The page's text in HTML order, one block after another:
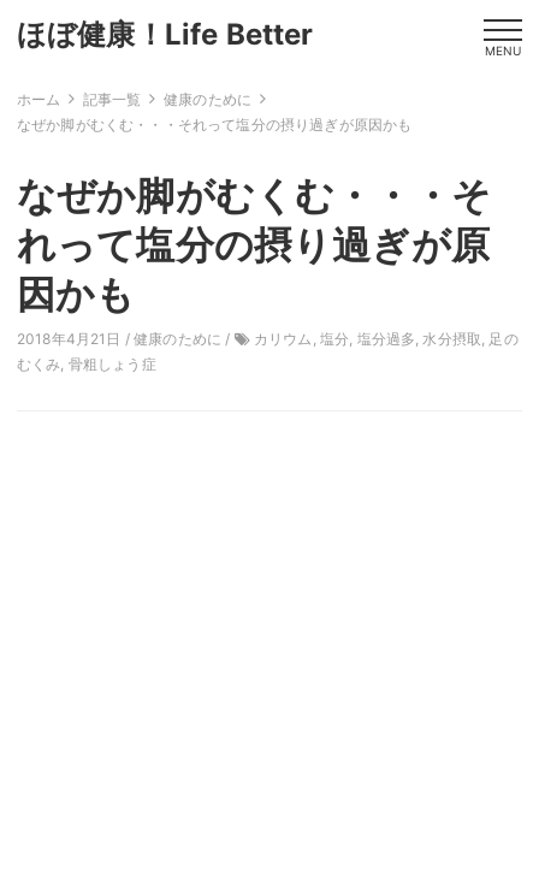
ほぼ健康！Life Better MENU
ホーム 記事一覧
健康のために
なぜか脚がむくむ・・・それって塩分の摂り過ぎが原因かも
なぜか脚がむくむ・・・そ
れって塩分の摂り過ぎが原
因かも
2018年4月21日 /健康のために / カリウム , 塩分, 塩分過多,水分摂取, 足の
むくみ, 骨粗しょう症